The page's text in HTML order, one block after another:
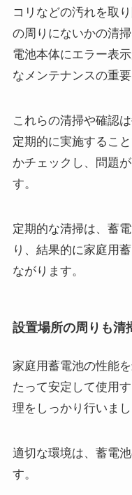
コリなどの汚れを取
の周りにないかの清
電池本体にエラー表
なメンテナンスの重要
これらの清掃や確認
定期的に実施するこ
かチェックし、問題
す。
定期的な清掃は、蓄
り、結果的に家庭用
ながります。
設置場所の周りも清
家庭用蓄電池の性能
たって安定して使用
理をしっかり行いまし
適切な環境は、蓄電
す。